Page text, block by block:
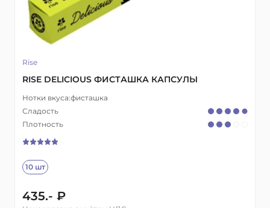
Rise
RISE DELICIOUS ФИСТАШКА КАПСУЛЫ
Нотки вкуса:фисташка
Сладость
Плотность
10 шт
435.- ₽